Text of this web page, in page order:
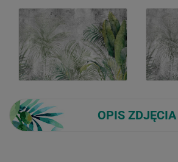
OPIS ZDJĘCIA